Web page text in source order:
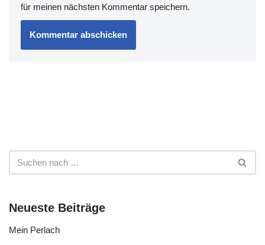
für meinen nächsten Kommentar speichern.
Neueste Beiträge
Mein Perlach